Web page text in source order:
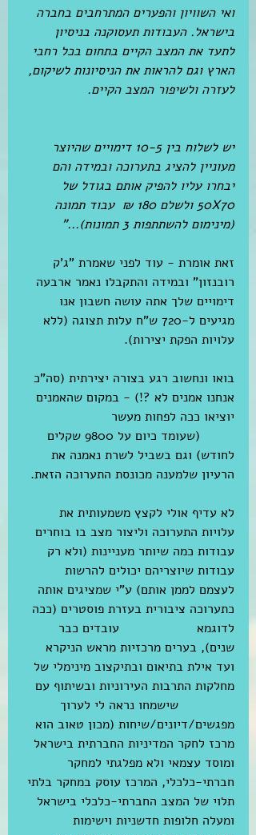
ואי השוויון והפערים המתרחבים בחברה
בישראל. העבודות תעסוקנה בניסיון
לתעד את המצב הקיים בתחום בכל רחבי
הארץ וגם להראות את הניסיונות לשיקום,
לעזרה ולשיפור המצב הקיים.
יש לשלוח בין 10-5 דימויים שהיוצר
מעוניין להציג בתערוכה ובמידה והם
יבחרו עליו להפיק אותם בגודל של
50X70 ולשלם 180 ₪  עבוד תמונה
(מינימום להשתתפות 3 תמונות)..."
זאת אומרת - עוד לפני שאמרת "ג'ק
רובנזון" ובמידה והתקבלו נאמר ארבעה
דימויים שלך אתה עושה חשבון אנו
מגיעים ל-720 ש"ח עלות תצוגה (ללא
עלויות הפקת יצירות).
בואו ונחשוב רגע בצורה יצירתית (סה"כ
אנחנו אמנים לא ?!) - במקום שהאמנים
יוציאו ככה לפחות מעשר
(שעומד כיום על 9800 שקלים
לחודש) וגם בשביל לשרת נאמנה את
הרעיון שלמענה מכונסת התערוכה הזאת.
לא עדיף אולי לקצץ משמעותית את
עלויות התערוכה וליצור מצב בו בוחרים
עבודות כמה שיותר מעניינות (ולא רק
עבודות שיוצריהם יכולים להרשות
לעצמם לממן אותם) ע"י שמציגים אותה
כתערוכה ציבורית בעזרת פוסטרים (ככה
לדוגמא
עובדים כבר
שנים), בערים מרכזיות מראש הניקרא
ועד אילת בתיאום ובתיקצוב מינימלי של
מחלקות התרבות העירוניות ובשיתוף עם
שישמחו נראה לי לערוך
מפגשים/דיונים/שיחות (מכון טאוב הוא
מרכז לחקר המדיניות החברתית בישראל
ומוסד עצמאי ולא מפלגתי למחקר
חברתי-כלכלי, המרכז עוסק במחקר בלתי
תלוי של המצב החברתי-כלכלי בישראל
ומעלה חלופות חדשניות וישימות